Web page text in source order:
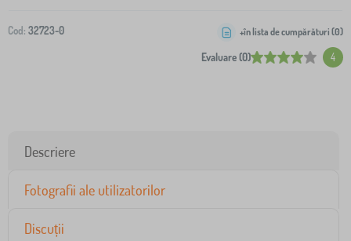
Cod: 32723-0
Evaluare (0) 4
+în lista de cumpărături (0)
Descriere
Fotografii ale utilizatorilor
Discuții